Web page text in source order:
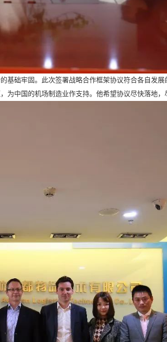
础牢固。此次签署战略合作框架协议符合各自发展
中国的机场制造业作支持。他希望协议尽快落地，